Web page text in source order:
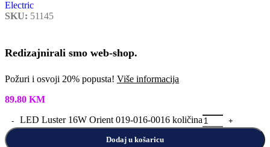
SKU: 51145
Redizajnirali smo web-shop.
Požuri i osvoji 20% popusta! Više informacija
89.80 KM
LED Luster 16W Orient 019-016-0016 količina
Dodaj u košaricu